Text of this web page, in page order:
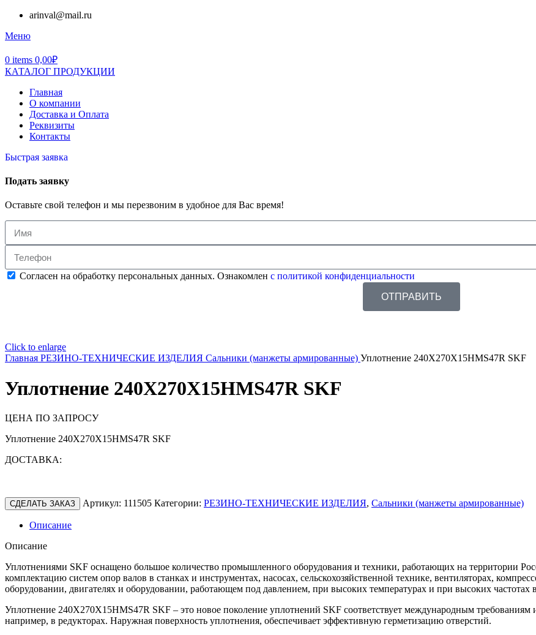
arinval@mail.ru
Меню
0 items 0,00₽
КАТАЛОГ ПРОДУКЦИИ
Главная
О компании
Доставка и Оплата
Реквизиты
Контакты
Быстрая заявка
Подать заявку
Оставьте свой телефон и мы перезвоним в удобное для Вас время!
Согласен на обработку персональных данных. Ознакомлен с политикой конфиденциальности
ОТПРАВИТЬ
Click to enlarge
Главная РЕЗИНО-ТЕХНИЧЕСКИЕ ИЗДЕЛИЯ Сальники (манжеты армированные) Уплотнение 240X270X15HMS47R SKF
Уплотнение 240X270X15HMS47R SKF
ЦЕНА ПО ЗАПРОСУ
Уплотнение 240X270X15HMS47R SKF
ДОСТАВКА:
СДЕЛАТЬ ЗАКАЗ Артикул: 111505 Категории: РЕЗИНО-ТЕХНИЧЕСКИЕ ИЗДЕЛИЯ, Сальники (манжеты армированные)
Описание
Описание
Уплотнениями SKF оснащено большое количество промышленного оборудования и техники, работающих на территории
комплектацию систем опор валов в станках и инструментах, насосах, сельскохозяйственной технике, вентиляторах,
оборудовании, двигателях и оборудовании, работающем под давлением, при высоких температурах и при высоких частотах
Уплотнение 240X270X15HMS47R SKF – это новое поколение уплотнений SKF соответствует международным
например, в редукторах. Наружная поверхность уплотнения, обеспечивает эффективную герметизацию отверстий.